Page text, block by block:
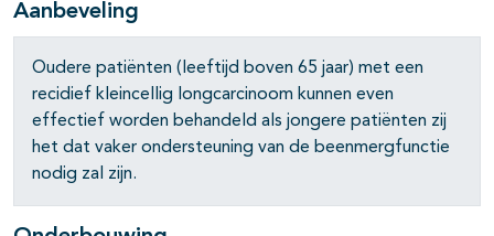
open- en dichtklappen
open- en dichtklappen
Aanbeveling
Oudere patiënten (leeftijd boven 65 jaar) met een
recidief kleincellig longcarcinoom kunnen even
effectief worden behandeld als jongere patiënten zij
het dat vaker ondersteuning van de beenmergfunctie
nodig zal zijn.